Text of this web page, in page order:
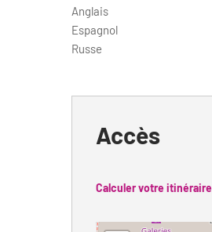
Anglais
Espagnol
Russe
Accès
Calculer votre itinéraire